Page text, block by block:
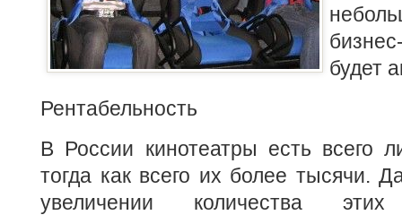
будет
Рентабельность
В России кинотеатры есть всего
тогда как всего их более тысячи.
увеличении количества этих